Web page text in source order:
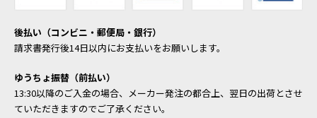
後払い（コンビニ・郵便局・銀行）
請求書発行後14日以内にお支払いをお願いします。
ゆうちょ振替（前払い）
13:30以降のご入金の場合、メーカー発注の都合上、翌日の出荷とさせ
ていただきますのでご了承ください。